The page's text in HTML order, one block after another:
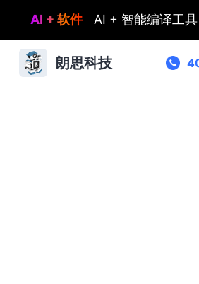
AI + 软件 AI + 智能编译工
朗思科技